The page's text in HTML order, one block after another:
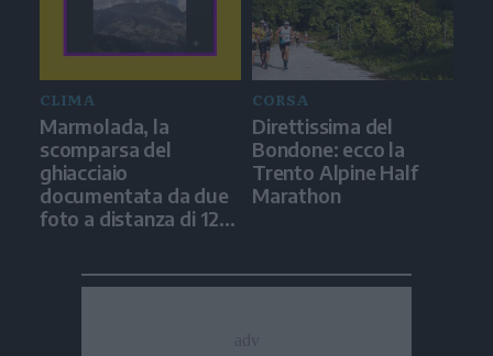
CLIMA
Marmolada, la
scomparsa del
ghiacciaio
documentata da due
foto a distanza di 12
CORSA
Direttissima del
Bondone: ecco la
Trento Alpine Half
Marathon